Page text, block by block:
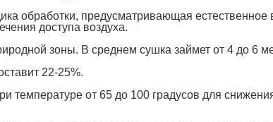
обработки, предусматривающая
доступа воздуха.
зоны. В среднем сушка займет от 4 до 6
22-25%.
температуре от 65 до 100 градусов для